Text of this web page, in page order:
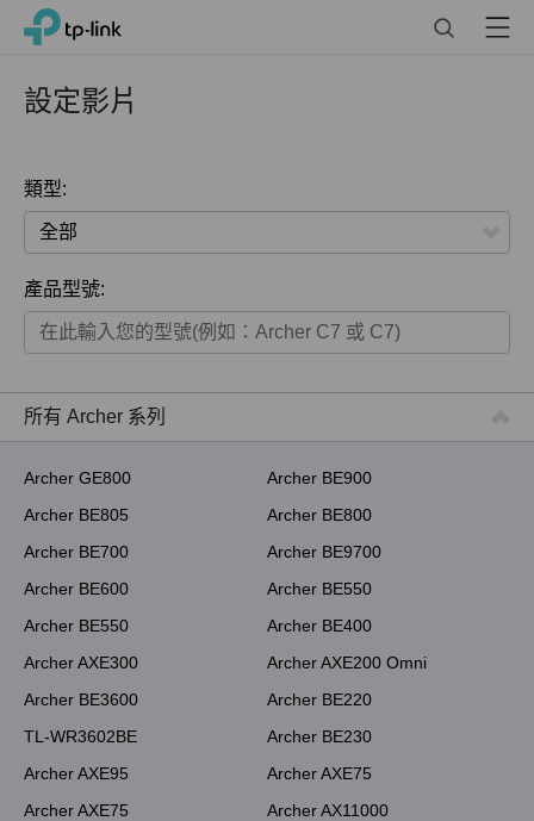
Click
navigation
TP-Link, Reliably Smart Menu
設定影片
類型:
全部
家用產品
商用產品
ISP用產品
產品型號:
所有 Archer 系列
Archer GE800
Archer BE900
Archer BE805
Archer BE800
Archer BE700
Archer BE9700
Archer BE600
Archer BE550
Archer BE550
Archer BE400
Archer AXE300
Archer AXE200 Omni
Archer BE3600
Archer BE220
TL-WR3602BE
Archer BE230
Archer AXE95
Archer AXE75
Archer AXE75
Archer AX11000